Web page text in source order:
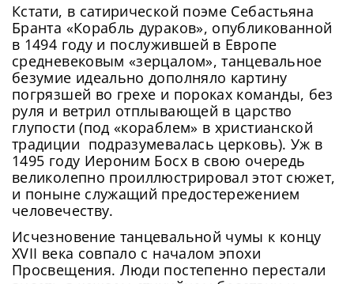
Кстати, в сатирической поэме Себастьяна
Бранта «Корабль дураков», опубликованной
в 1494 году и послужившей в Европе
средневековым «зерцалом», танцевальное
безумие идеально дополняло картину
погрязшей во грехе и пороках команды, без
руля и ветрил отплывающей в царство
глупости (под «кораблем» в христианской
традиции подразумевалась церковь). Уж в
1495 году Иероним Босх в свою очередь
великолепно проиллюстрировал этот сюжет,
и поныне служащий предостережением
человечеству.
Исчезновение танцевальной чумы к концу
XVII века совпало с началом эпохи
Просвещения. Люди постепенно перестали